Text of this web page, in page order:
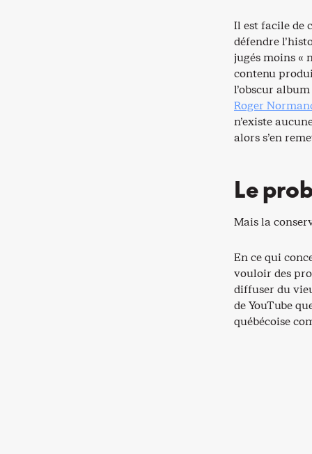
Il est facile de
défendre
jugés moins «
contenu
l’obscur
Roger
n’existe
alors s’en
Le
Mais la
En ce qui
vouloir des
diffuser du
de YouTube
québécoise